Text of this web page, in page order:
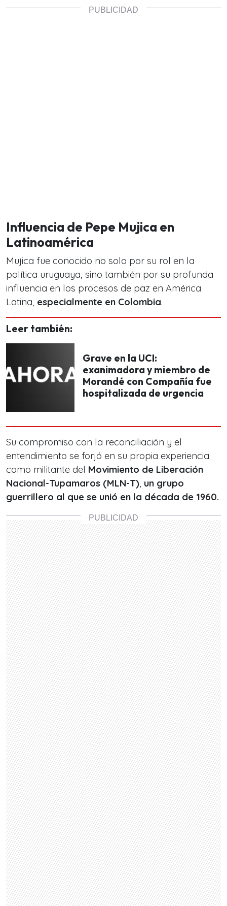
Influencia de Pepe Mujica en
Latinoamérica
Mujica fue conocido no solo por su rol en la
política uruguaya, sino también por su profunda
influencia en los procesos de paz en América
Latina, especialmente en Colombia.
Leer también:
Grave en la UCI:
exanimadora y miembro de
Morandé con Compañía fue
hospitalizada de urgencia
Su compromiso con la reconciliación y el
entendimiento se forjó en su propia experiencia
como militante del Movimiento de Liberación
Nacional-Tupamaros (MLN-T), un grupo
guerrillero al que se unió en la década de 1960.